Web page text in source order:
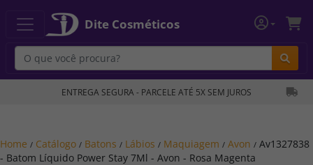
Dite Cosméticos
ENTREGA SEGURA - PARCELE ATÉ 5X SEM JUROS
Home / Catálogo / Batons / Lábios / Maquiagem / Avon / Av1327838
- Batom Líquido Power Stay 7Ml - Avon - Rosa Magenta